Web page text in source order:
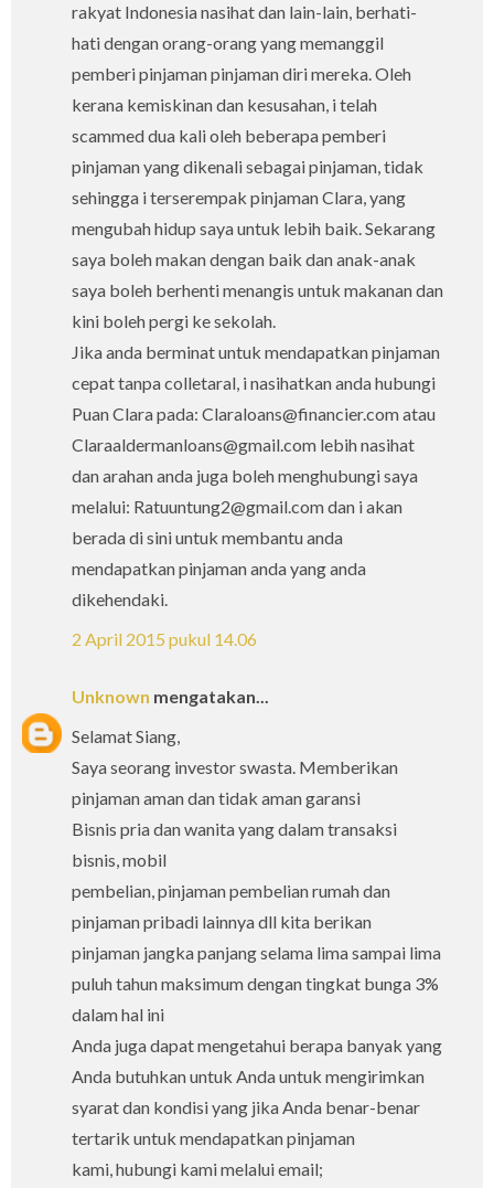
rakyat Indonesia nasihat dan lain-lain, berhati-
hati dengan orang-orang yang memanggil
pemberi pinjaman pinjaman diri mereka. Oleh
kerana kemiskinan dan kesusahan, i telah
scammed dua kali oleh beberapa pemberi
pinjaman yang dikenali sebagai pinjaman, tidak
sehingga i terserempak pinjaman Clara, yang
mengubah hidup saya untuk lebih baik. Sekarang
saya boleh makan dengan baik dan anak-anak
saya boleh berhenti menangis untuk makanan dan
kini boleh pergi ke sekolah.
Jika anda berminat untuk mendapatkan pinjaman
cepat tanpa colletaral, i nasihatkan anda hubungi
Puan Clara pada: Claraloans@financier.com atau
Claraaldermanloans@gmail.com lebih nasihat
dan arahan anda juga boleh menghubungi saya
melalui: Ratuuntung2@gmail.com dan i akan
berada di sini untuk membantu anda
mendapatkan pinjaman anda yang anda
dikehendaki.
2 April 2015 pukul 14.06
Unknown mengatakan...
Selamat Siang,
Saya seorang investor swasta. Memberikan
pinjaman aman dan tidak aman garansi
Bisnis pria dan wanita yang dalam transaksi
bisnis, mobil
pembelian, pinjaman pembelian rumah dan
pinjaman pribadi lainnya dll kita berikan
pinjaman jangka panjang selama lima sampai lima
puluh tahun maksimum dengan tingkat bunga 3%
dalam hal ini
Anda juga dapat mengetahui berapa banyak yang
Anda butuhkan untuk Anda untuk mengirimkan
syarat dan kondisi yang jika Anda benar-benar
tertarik untuk mendapatkan pinjaman
kami, hubungi kami melalui email;